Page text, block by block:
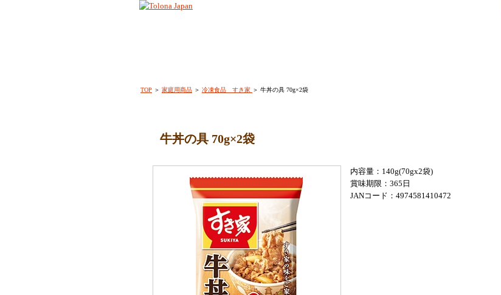
TOP ＞ 家庭用商品 ＞ 冷凍食品 すき家 ＞ 牛丼の具 70g×2袋
牛丼の具 70g×2袋
内容量：140g(70gx2袋)
賞味期限：365日
JANコード：4974581410472